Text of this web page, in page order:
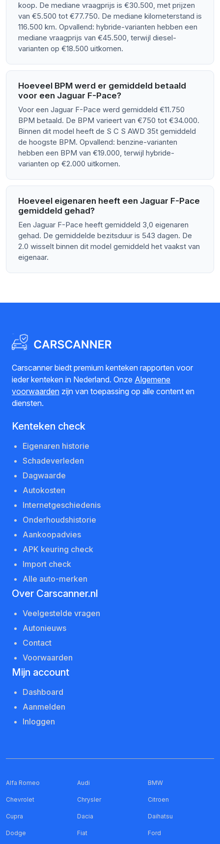
koop. De mediane vraagprijs is €30.500, met prijzen
van €5.500 tot €77.750. De mediane kilometerstand is
116.500 km. Opvallend: hybride-varianten hebben een
mediane vraagprijs van €45.500, terwijl diesel-
varianten op €18.500 uitkomen.
Hoeveel BPM werd er gemiddeld betaald
voor een Jaguar F-Pace?
Voor een Jaguar F-Pace werd gemiddeld €11.750
BPM betaald. De BPM varieert van €750 tot €34.000.
Binnen dit model heeft de S C S AWD 35t gemiddeld
de hoogste BPM. Opvallend: benzine-varianten
hebben een BPM van €19.000, terwijl hybride-
varianten op €2.000 uitkomen.
Hoeveel eigenaren heeft een Jaguar F-Pace
gemiddeld gehad?
Een Jaguar F-Pace heeft gemiddeld 3,0 eigenaren
gehad. De gemiddelde bezitsduur is 543 dagen. De
2.0 wisselt binnen dit model gemiddeld het vaakst van
eigenaar.
Carscanner biedt premium kenteken rapporten voor
ieder kenteken in Nederland. Onze Algemene
voorwaarden zijn van toepassing op alle content en
diensten.
Kenteken check
Eigenaren historie
Schadeverleden
Dagwaarde
Autokosten
Internetgeschiedenis
Onderhoudshistorie
Aankoopadvies
APK keuring check
Import check
Alle auto-merken
Over Carscanner.nl
Veelgestelde vragen
Autonieuws
Contact
Voorwaarden
Mijn account
Dashboard
Aanmelden
Inloggen
Alfa Romeo Audi BMW
Chevrolet Chrysler Citroen
Cupra Dacia Daihatsu
Dodge Fiat Ford